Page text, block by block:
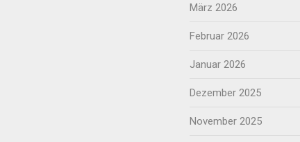
März 2026
Februar 2026
Januar 2026
Dezember 2025
November 2025